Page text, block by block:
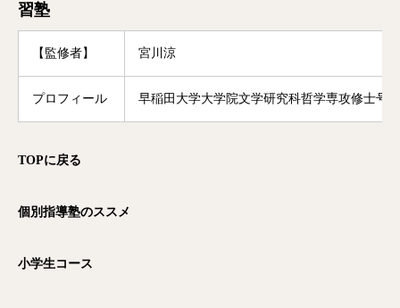
習塾
【監修者】 宮川涼
プロフィール 早稲田大学大学院文学研究科哲学専攻修士号
TOPに戻る
個別指導塾のススメ
小学生コース